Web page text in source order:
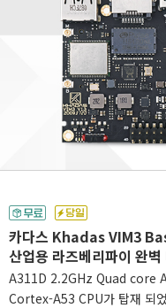
카다스 Khadas VIM3
산업용 라즈베리파이 완
A311D 2.2GHz Quad core
Cortex-A53 CPU가 탑재 되